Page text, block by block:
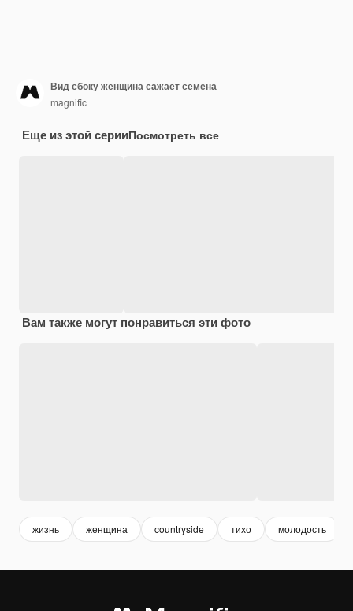
Вид сбоку женщина сажает семена
magnific
Еще из этой серииПосмотреть все
Вам также могут понравиться эти фото
жизнь женщина countryside тихо молодость